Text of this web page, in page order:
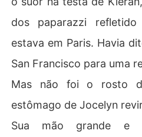
dos paparazzi
estava em Paris. Havia
San Francisco para uma
Mas não foi o rosto
estômago de Jocelyn
Sua mão grande e